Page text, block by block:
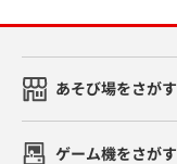
あそび場をさがす
ゲーム機をさがす